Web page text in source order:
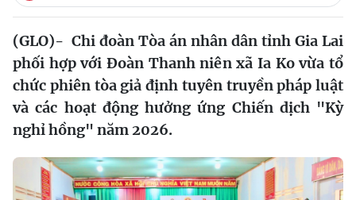
(GLO)- Chi đoàn Tòa án nhân dân tỉnh Gia Lai
phối hợp với Đoàn Thanh niên xã Ia Ko vừa tổ
chức phiên tòa giả định tuyên truyền pháp luật
và các hoạt động hưởng ứng Chiến dịch "Kỳ
nghỉ hồng" năm 2026.